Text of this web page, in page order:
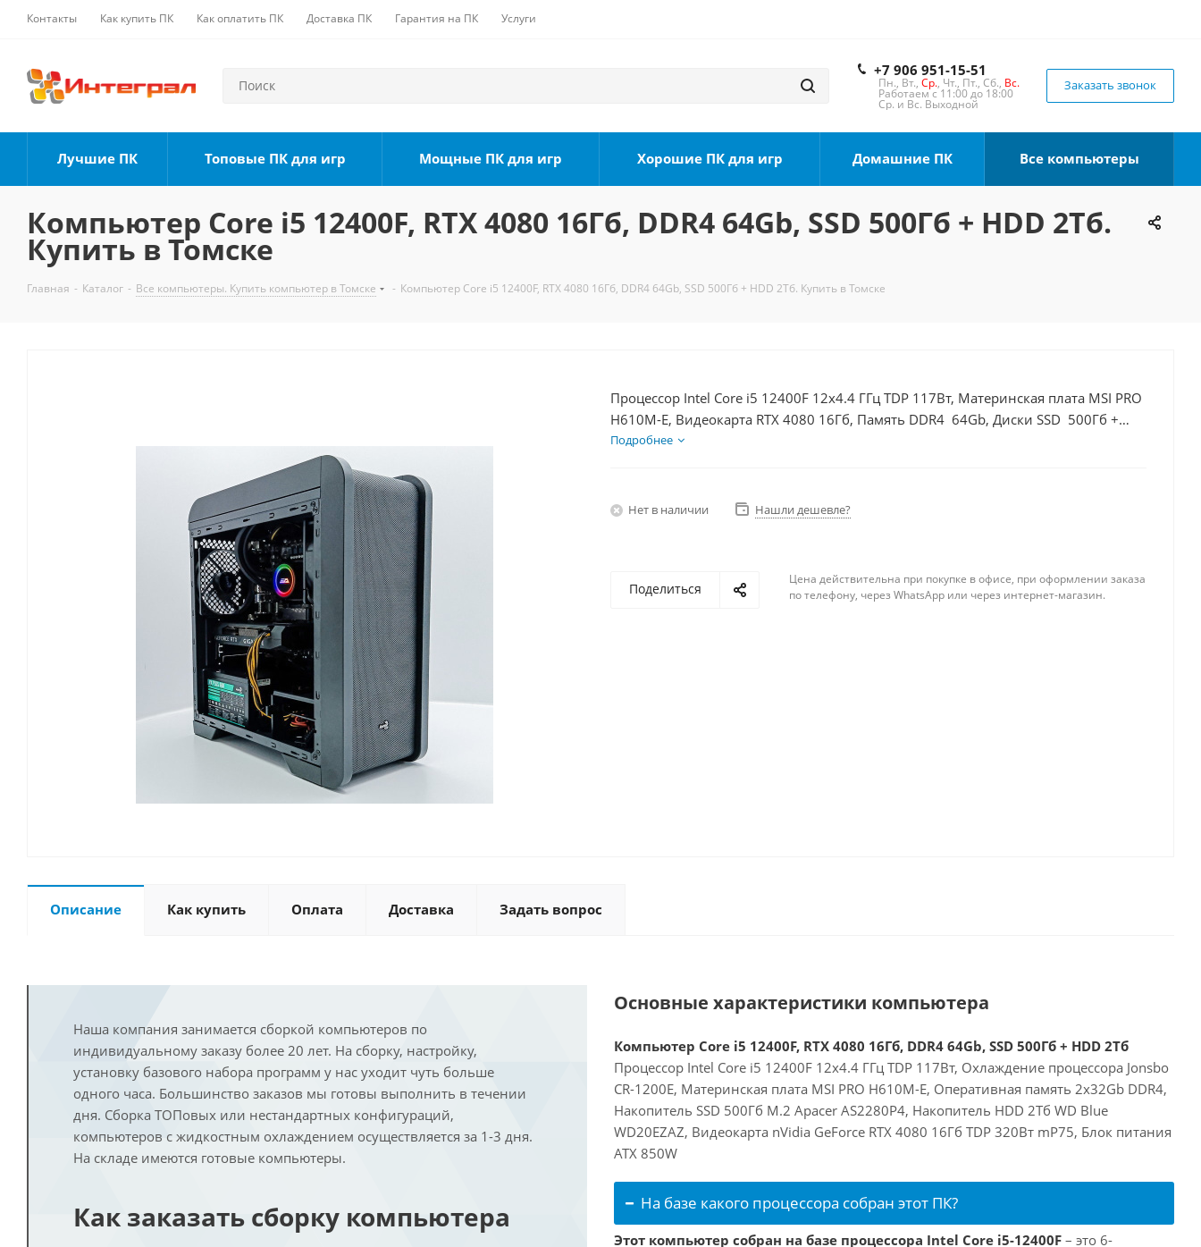
Контакты Как купить ПК Как оплатить ПК Доставка ПК Гарантия на ПК Услуги
+7 906 951-15-51
Пн., Вт., Ср., Чт., Пт., Сб., Вс.
Работаем с 11:00 до 18:00
Ср. и Вс. Выходной
Заказать звонок
Лучшие ПК Топовые ПК для игр Мощные ПК для игр Хорошие ПК для игр Домашние ПК Все компьютеры
Компьютер Core i5 12400F, RTX 4080 16Гб, DDR4 64Gb, SSD 500Гб + HDD 2Тб.
Купить в Томске
Главная - Каталог - Все компьютеры. Купить компьютер в Томске - Компьютер Core i5 12400F, RTX 4080 16Гб, DDR4 64Gb, SSD 500Гб + HDD 2Тб. Купить в Томске
Процессор Intel Core i5 12400F 12x4.4 ГГц TDP 117Вт, Материнская плата MSI PRO
H610M-E, Видеокарта RTX 4080 16Гб, Память DDR4 64Gb, Диски SSD 500Гб +
HDD 2Тб, БП 850Вт
Подробнее
Нет в наличии Нашли дешевле?
Поделиться
Цена действительна при покупке в офисе, при оформлении заказа
по телефону, через WhatsApp или через интернет-магазин.
Описание Как купить Оплата Доставка Задать вопрос
Наша компания занимается сборкой компьютеров по
индивидуальному заказу более 20 лет. На сборку, настройку,
установку базового набора программ у нас уходит чуть больше
одного часа. Большинство заказов мы готовы выполнить в течении
дня. Сборка ТОПовых или нестандартных конфигураций,
компьютеров с жидкостным охлаждением осуществляется за 1-3 дня.
На складе имеются готовые компьютеры.
Как заказать сборку компьютера
Основные характеристики компьютера
Компьютер Core i5 12400F, RTX 4080 16Гб, DDR4 64Gb, SSD 500Гб + HDD 2Тб
Процессор Intel Core i5 12400F 12x4.4 ГГц TDP 117Вт, Охлаждение процессора Jonsbo
CR-1200E, Материнская плата MSI PRO H610M-E, Оперативная память 2x32Gb DDR4,
Накопитель SSD 500Гб M.2 Apacer AS2280P4, Накопитель HDD 2Тб WD Blue
WD20EZAZ, Видеокарта nVidia GeForce RTX 4080 16Гб TDP 320Вт mP75, Блок питания
ATX 850W
На базе какого процессора собран этот ПК?
Этот компьютер собран на базе процессора Intel Core i5-12400F – это 6-